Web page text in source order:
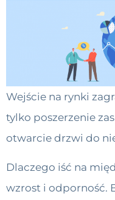
Wejście na rynki
tylko poszerzenie
otwarcie drzwi do
Dlaczego iść na
wzrost i odporność.